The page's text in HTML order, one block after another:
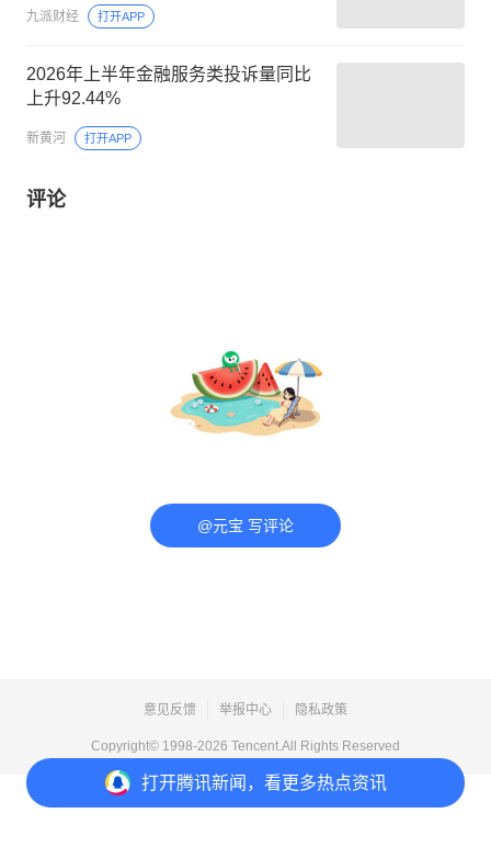
打开腾讯新闻，看更多热点资讯
九派财经 打开APP
2026年上半年金融服务类投诉量同比
上升92.44%
新黄河 打开APP
评论
@元宝 写评论
意见反馈 举报中心 隐私政策
Copyright© 1998-2026 Tencent.All Rights Reserved